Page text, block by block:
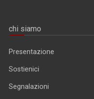
chi siamo
Presentazione
Sostienici
Segnalazioni